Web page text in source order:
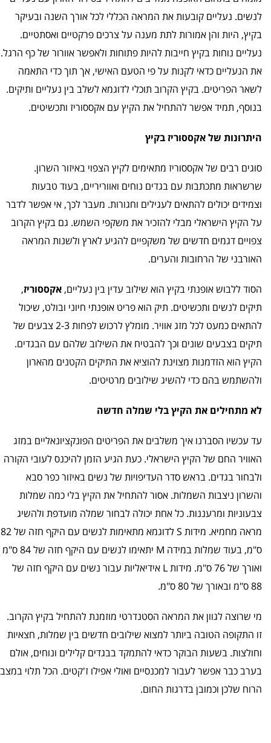
לנשים. נעליים קובעות את המראה הכללי לכל אורך השנה ובעיקר
בקיץ, היות והן אמורות לתת מענה על צרכים פרקטיים ואסתטיים.
נעליים נוחות בקיץ חייבות להיות פתוחות ולאפשר אוורור של כף הרגל.
את הנעליים כדאי לקנות על פי הטעם האישי, אך תוך כדי התאמה
לשאר הפריטים. בקיץ הקרוב תוכלי לדוגמא לשלב בין נעליים ותיקים.
בנוסף, תמיד אפשר להתחיל את הקיץ עם אקססוריז ותכשיטים.
היתרונות של אקססוריז בקיץ
סוגים רבים של אקססוריז מתאימים לקיץ הצפוי באיזור השרון.
שרשראות מתכתבות עם בגדים נוחים ואווריריים, בעוד טבעות
וצמידים יכולים להתאים לעגילים וחגורות. מעבר לכך, אי אפשר לדבר
על הקיץ הישראלי מבלי להזכיר את משקפי השמש. גם בקיץ הקרוב
צפויים דגמים חדשים של משקפיים להגיע לארץ ולשנות המראה
האורבני של הרחובות והערים.
הסוד ללבוש אופנתי בקיץ הוא שילוב עדין בין נעליים, אקססוריז,
תיקים לנשים ותכשיטים. תיק הוא פריט אופנתי חיוני ובולט, שיכול
להתאים כמעט לכל מזג אוויר. מומלץ לרכוש לפחות 2-3 צבעים של
תיקים בצבעים שונים וכך להבטיח את השילוב שלהם עם הבגדים.
הקיץ הוא הזדמנות מצוינת להוציא את התיקים הקטנים מהארון
ולהשתמש בהם כדי להשיג שילובים מרטיטים.
לא מתחילים את הקיץ בלי שמלה חדשה
עד עכשיו הסברנו איך משלבים את הפריטים הפונקציונאליים במזג
האוויר החם של הקיץ הישראלי. כעת הגיע הזמן להיכנס לעובי הקורה
ולבחור בגדים. בראש סדר העדיפויות של נשים באיזור כפר סבא
והשרון ניצבות השמלות. אסור להתחיל את הקיץ בלי כמה שמלות
צבעוניות ומרעננות. כל אחת יכולה לבחור שמלה מועדפת ולהשיג
מראה מחמיא. מידות S
לדוגמא מתאימות לנשים עם היקף חזה של 82
ס"מ, בעוד שמלות במידה M
יתאימו לנשים עם היקף חזה של 84 ס"מ
ואורך של 76 ס"מ. מידות
L אידיאליות עבור נשים עם היקף חזה של
88 ס"מ ובאורך של 80 ס"מ.
מי שרוצה לגוון את המראה הסטנדרטי מוזמנת להתחיל בקיץ הקרוב.
זו התקופה הטובה ביותר למצוא שילובים חדשים בין שמלות, חצאיות
וחולצות. בשעות הבוקר כדאי להתמקד בבגדים קלילים ונוחים, אולם
בערב כבר אפשר לעבור למכנסיים ואולי אפילו ז'קטים. הכל תלוי במצב
הרוח שלכן וכמובן בדרגות החום.